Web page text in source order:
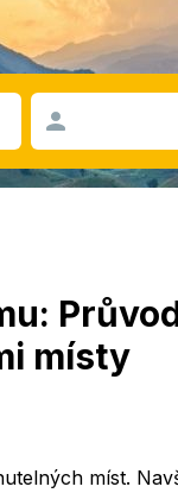
místy
míst.